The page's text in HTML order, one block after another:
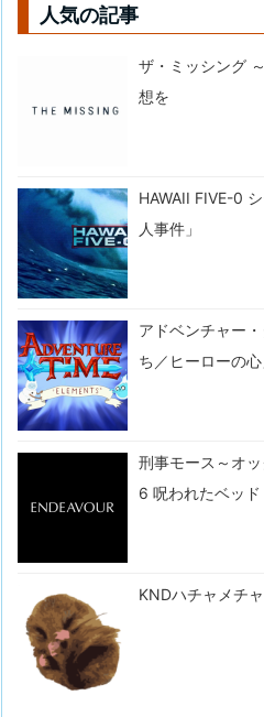
人気の記事
ザ・ミッシング
想を
HAWAII FIVE-0
人事件」
アドベンチャー
ち／ヒーローの心
刑事モース～オ
6 呪われたベッド
KNDハチャメチ